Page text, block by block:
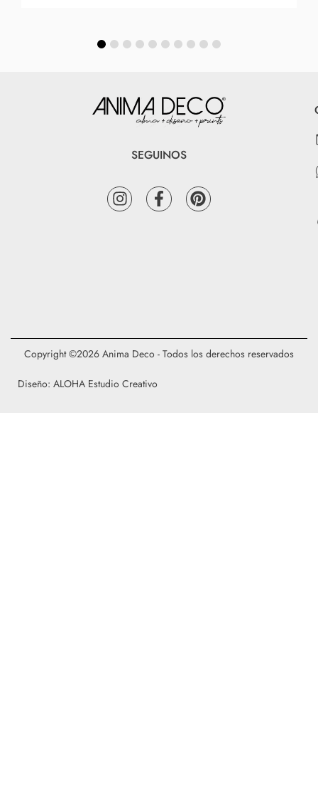
SEGUINOS
Diseño: ALOHA Estudio Creativo
Copyright ©2026 Anima Deco - Todos los derechos reservados